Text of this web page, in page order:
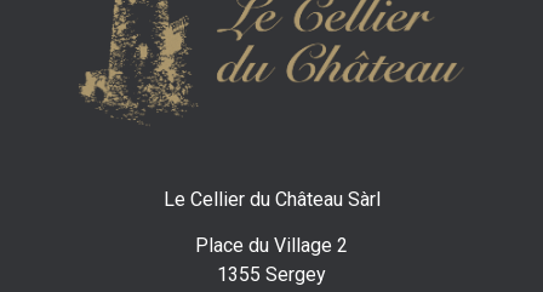
Le Cellier du Château Sàrl
Place du Village 2
1355 Sergey